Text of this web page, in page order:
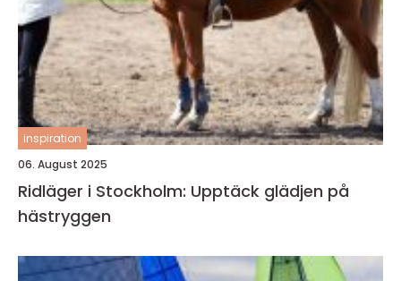
inspiration
06. August 2025
Ridläger i Stockholm: Upptäck glädjen på
hästryggen